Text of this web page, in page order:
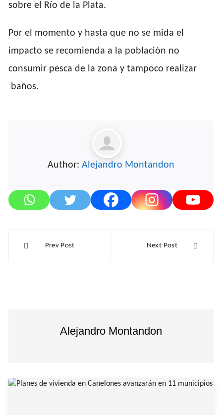
sobre el Río de la Plata.
Por el momento y hasta que no se mida el
impacto se recomienda a la población no
consumir pesca de la zona y tampoco realizar
baños.
Author: Alejandro Montandon
Prev Post Next Post
Alejandro Montandon